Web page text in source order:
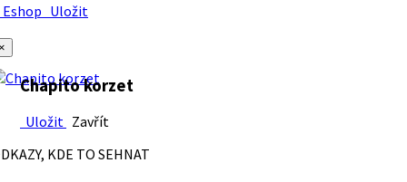
Uložit
Chapito korzet
Uložit Zavřít
KDE TO SEHNAT